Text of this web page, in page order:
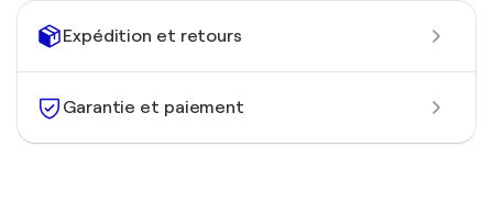
Expédition et retours
Garantie et paiement